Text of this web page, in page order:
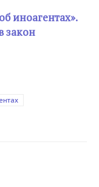
иноагентах».
закон